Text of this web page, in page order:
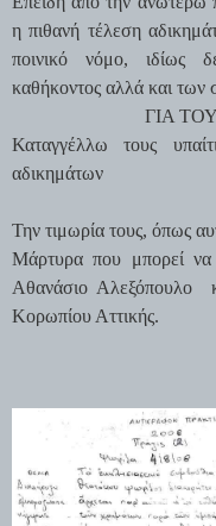
η πιθανή τέλεση
ποινικό νόμο, ιδίως
καθήκοντος αλλά και των
ΓΙΑ
Καταγγέλλω τους
αδικημάτων
Την τιμωρία τους, όπως
Μάρτυρα που μπορεί να
Αθανάσιο Αλεξόπουλο
Κορωπίου Αττικής.
Αθήνα
Ο